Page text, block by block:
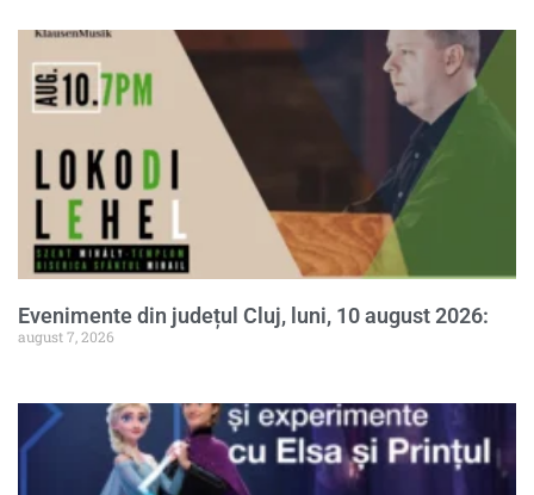
Evenimente din județul Cluj, luni, 10 august 2026:
august 7, 2026